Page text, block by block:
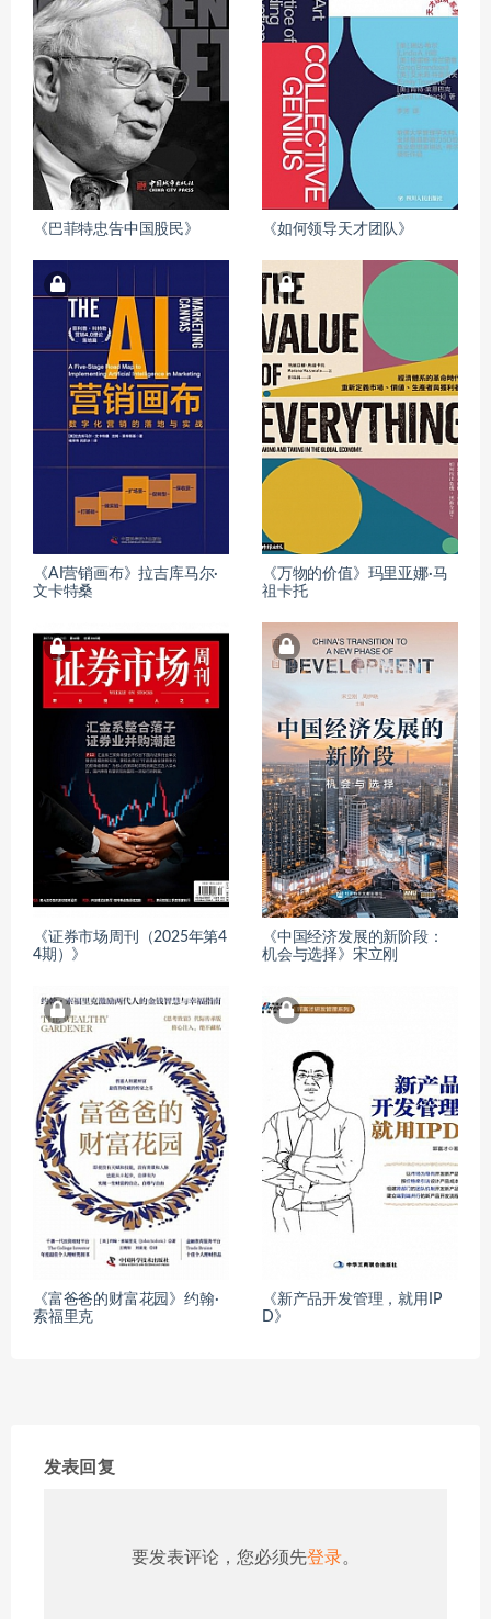
《巴菲特忠告中国股民》 《如何领导天才团队》
《AI营销画布》拉吉库马尔·
文卡特桑
《万物的价值》玛里亚娜·马
祖卡托
《证券市场周刊（2025年第4
4期）》
《中国经济发展的新阶段：
机会与选择》宋立刚
《富爸爸的财富花园》约翰·
索福里克
《新产品开发管理，就用IP
D》
发表回复
要发表评论，您必须先登录。